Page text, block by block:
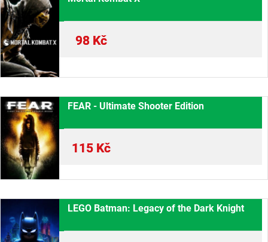
98 Kč
FEAR - Ultimate Shooter Edition
115 Kč
LEGO Batman: Legacy of the Dark Knight